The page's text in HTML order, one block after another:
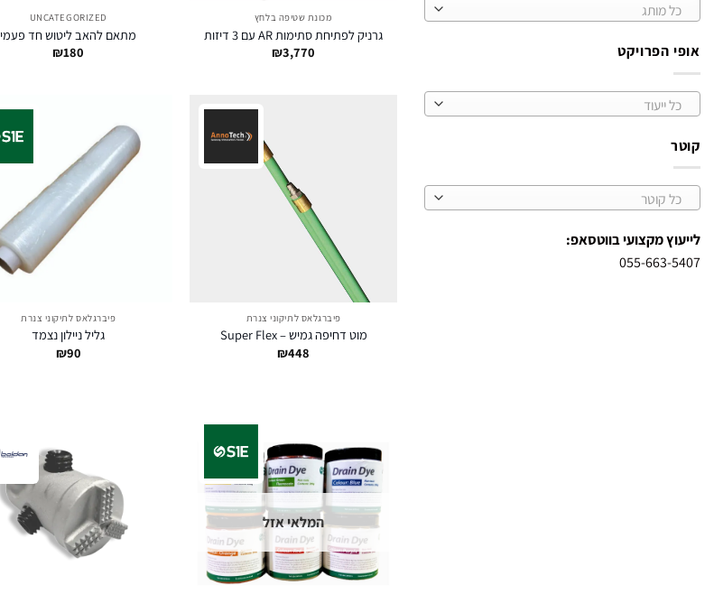
כל מותג
אופי הפרויקט
כל ייעוד
קוטר
כל קוטר
לייעוץ מקצועי בווטסאפ:
055-663-5407
מכונת שטיפה בלחץ
גרניק לפתיחת סתימות AR עם 3 דיזות
₪3,770
UNCATEGORIZED
מתאם להאב ליטוש חד פעמי
₪180
פיברגלאס לתיקוני צנרת
מוט דחיפה גמיש – Super Flex
₪448
פיברגלאס לתיקוני צנרת
גליל ניילון נצמד
₪90
המלאי אזל